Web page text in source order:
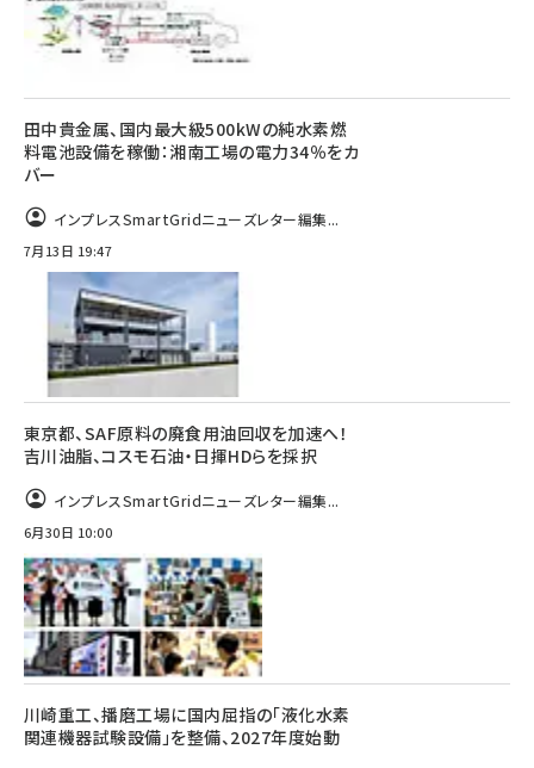
田中貴金属、国内最大級500kWの純水素燃
料電池設備を稼働：湘南工場の電力34％をカ
バー
インプレスSmartGridニューズレター編集...
7月13日 19:47
東京都、SAF原料の廃食用油回収を加速へ！
吉川油脂、コスモ石油・日揮HDらを採択
インプレスSmartGridニューズレター編集...
6月30日 10:00
川崎重工、播磨工場に国内屈指の「液化水素
関連機器試験設備」を整備、2027年度始動